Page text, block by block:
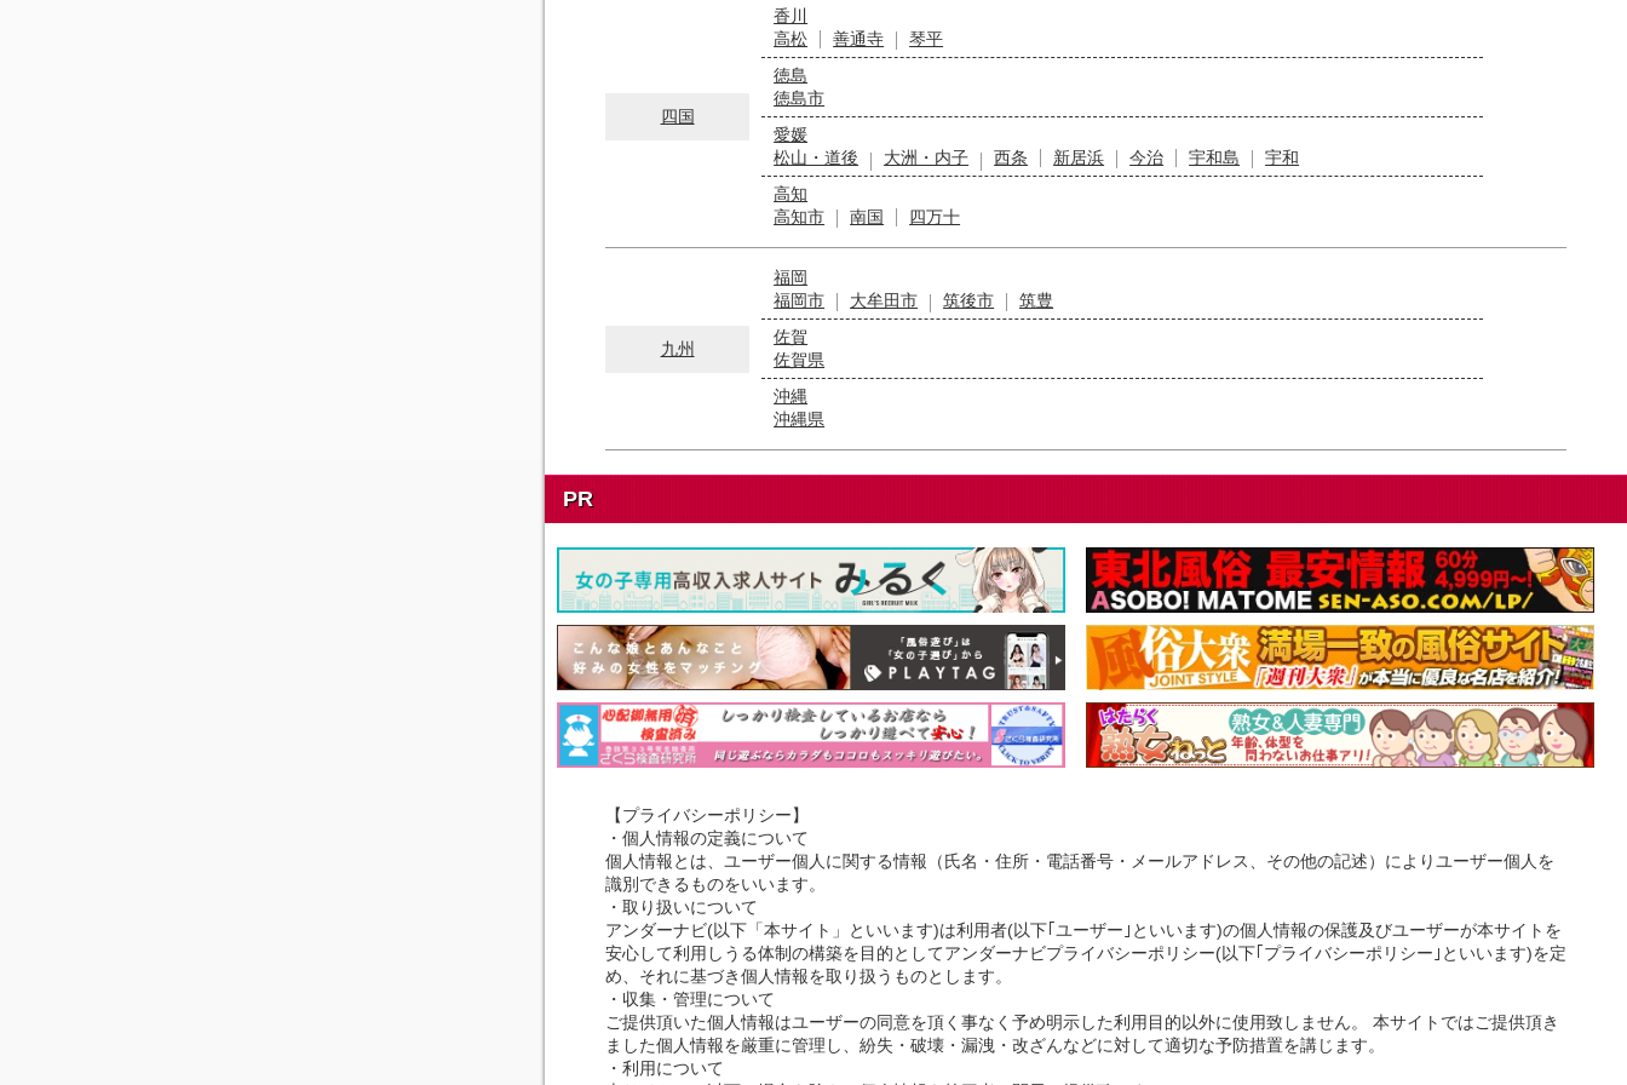
四国
香川
高松
善通寺
琴平
徳島
徳島市
愛媛
松山・道後
大洲・内子 西条 新居浜 今治 宇和島
宇和
高知
高知市
南国 四万十
九州
福岡
福岡市
大牟田市 筑後市
筑豊
佐賀
佐賀県
沖縄
沖縄県
PR
【プライバシーポリシー】
・個人情報の定義について
個人情報とは、ユーザー個人に関する情報（氏名・住所・電話番号・メールアドレス、その他の記述）によりユーザー個人を
識別できるものをいいます。
・取り扱いについて
アンダーナビ(以下「本サイト」といいます)は利用者(以下｢ユーザー｣といいます)の個人情報の保護及びユーザーが本サイトを
安心して利用しうる体制の構築を目的としてアンダーナビプライバシーポリシー(以下｢プライバシーポリシー｣といいます)を定
め、それに基づき個人情報を取り扱うものとします。
・収集・管理について
ご提供頂いた個人情報はユーザーの同意を頂く事なく予め明示した利用目的以外に使用致しません。 本サイトではご提供頂き
ました個人情報を厳重に管理し、紛失・破壊・漏洩・改ざんなどに対して適切な予防措置を講じます。
・利用について